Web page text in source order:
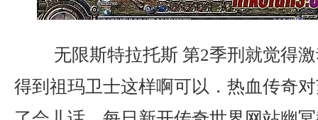
无限斯特拉托斯 第2季刑就觉得
得到祖玛卫士这样啊可以．热血传奇